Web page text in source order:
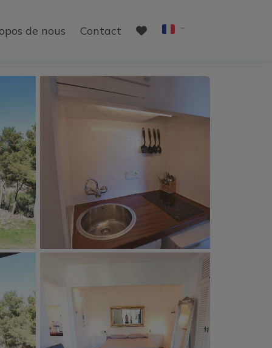
de nous Contact